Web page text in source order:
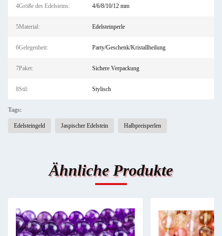
4Größe des Edelsteins: 4/6/8/10/12 mm
5Material: Edelsteinperle
6Gelegenheit: Party/Geschenk/Kristallheilung
7Paket: Sichere Verpackung
8Stil: Stylisch
Tags:
Edelsteingeld Jaspischer Edelstein Halbpreisperlen
Ähnliche Produkte